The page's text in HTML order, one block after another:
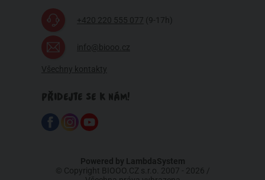
+420 220 555 077 (9-17h)
info@biooo.cz
Všechny kontakty
PŘIDEJTE SE K NÁM!
Powered by LambdaSystem
© Copyright BIOOO.CZ s.r.o. 2007 - 2026 /